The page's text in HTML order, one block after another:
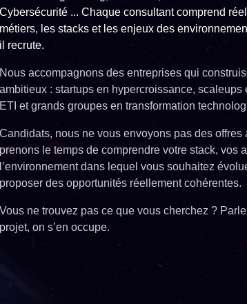
Cybersécurité ... Chaque consultant comprend
métiers, les stacks et les enjeux des
il recrute.
Nous accompagnons des entreprises qui
ambitieux : startups en hypercroissance, scaleups
ETI et grands groupes en transformation
Candidats, nous ne vous envoyons pas des offres
prenons le temps de comprendre votre stack, vos
l’environnement dans lequel vous souhaitez
proposer des opportunités réellement cohérentes.
Vous ne trouvez pas ce que vous cherchez ?
projet, on s’en occupe.